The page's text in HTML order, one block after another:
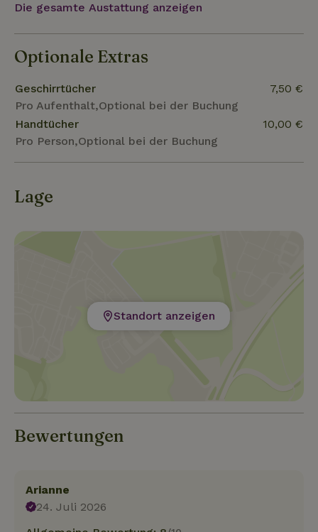
Die gesamte Austattung anzeigen
Optionale Extras
Geschirrtücher
Pro Aufenthalt,Optional bei der Buchung
7,50 €
Handtücher
Pro Person,Optional bei der Buchung
10,00 €
Lage
Standort anzeigen
Bewertungen
Arianne
24. Juli 2026